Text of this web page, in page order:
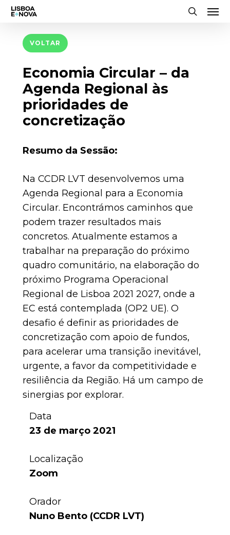
Skip
content
VOLTAR
Economia Circular – da
Agenda Regional às
prioridades de
concretização
Resumo da Sessão:
Na CCDR LVT desenvolvemos uma
Agenda Regional para a Economia
Circular. Encontrámos caminhos que
podem trazer resultados mais
concretos. Atualmente estamos a
trabalhar na preparação do próximo
quadro comunitário, na elaboração do
próximo Programa Operacional
Regional de Lisboa 2021 2027, onde a
EC está contemplada (OP2 UE). O
desafio é definir as prioridades de
concretização com apoio de fundos,
para acelerar uma transição inevitável,
urgente, a favor da competitividade e
resiliência da Região. Há um campo de
sinergias por explorar.
Data
23 de março 2021
Localização
Zoom
Orador
Nuno Bento (CCDR LVT)